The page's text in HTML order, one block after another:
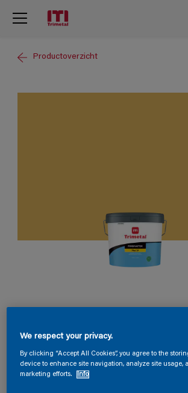
Productoverzicht
Magnatex Mat SF
F6.41.70
We respect your privacy.
By clicking “Accept All Cookies”, you agree to the
device to enhance site navigation, analyze site usage,
marketing efforts.
Info